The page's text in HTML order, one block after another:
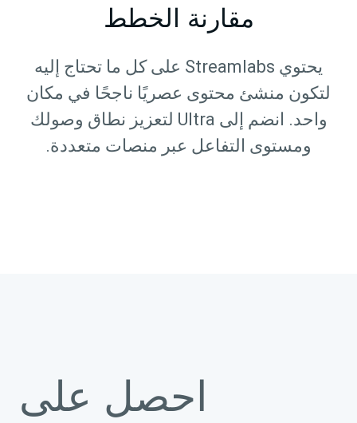
مقارنة الخطط
يحتوي Streamlabs على كل ما تحتاج إليه
لتكون منشئ محتوى عصريًا ناجحًا في مكان
واحد. انضم إلى Ultra لتعزيز نطاق وصولك
ومستوى التفاعل عبر منصات متعددة.
احصل على